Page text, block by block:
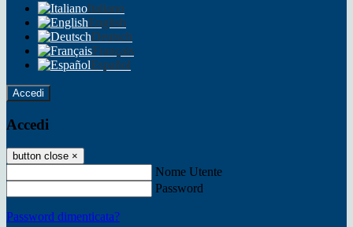
Italiano
English
Deutsch
Français
Español
Accedi
Accedi
button close ×
Nome Utente
Password
Password dimenticata?